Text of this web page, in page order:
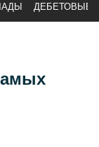
ДЕБЕТОВЫЕ